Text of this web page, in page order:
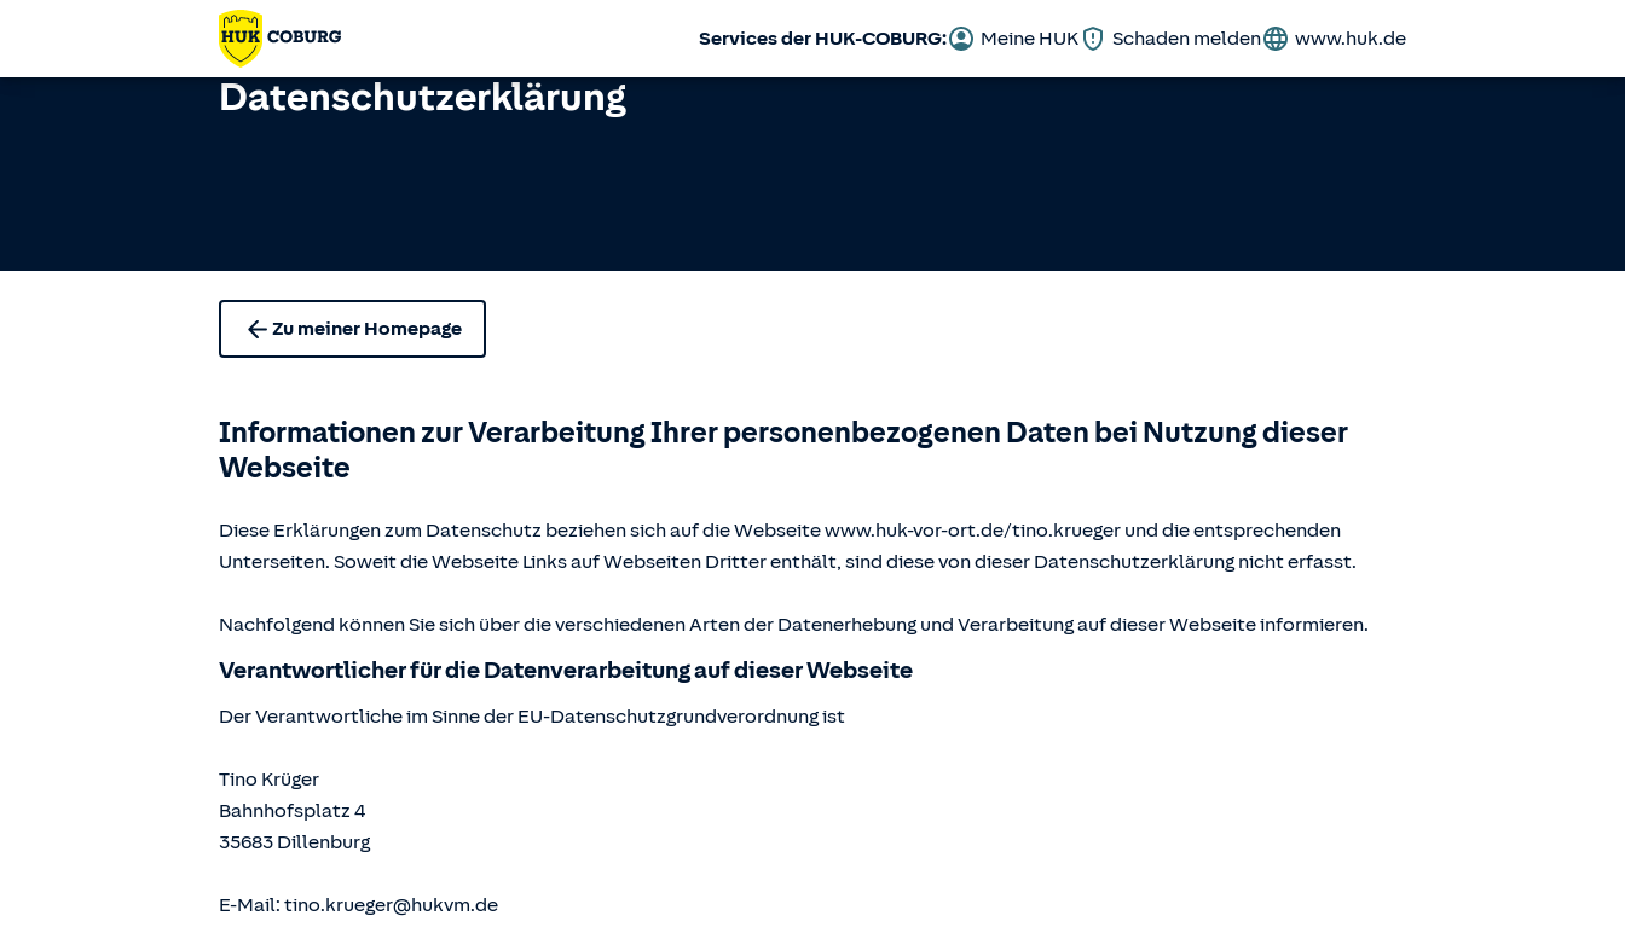
Services der HUK-COBURG: Meine HUK Schaden melden www.huk.de
Datenschutzerklärung
Zu meiner Homepage
Informationen zur Verarbeitung Ihrer personenbezogenen Daten bei Nutzung dieser
Webseite
Diese Erklärungen zum Datenschutz beziehen sich auf die Webseite www.huk-vor-ort.de/tino.krueger und die entsprechenden
Unterseiten. Soweit die Webseite Links auf Webseiten Dritter enthält, sind diese von dieser Datenschutzerklärung nicht erfasst.
Nachfolgend können Sie sich über die verschiedenen Arten der Datenerhebung und Verarbeitung auf dieser Webseite informieren.
Verantwortlicher für die Datenverarbeitung auf dieser Webseite
Der Verantwortliche im Sinne der EU-Datenschutzgrundverordnung ist
Tino Krüger
Bahnhofsplatz 4
35683 Dillenburg
E-Mail: tino.krueger@hukvm.de